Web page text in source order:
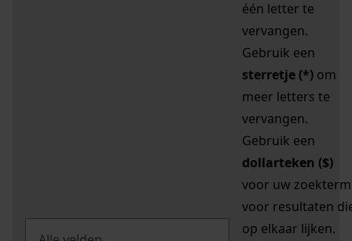
één letter te
vervangen.
Gebruik een
sterretje (*) om
meer letters te
vervangen.
Gebruik een
dollarteken ($)
voor uw zoekterm
voor resultaten
op elkaar lijken.